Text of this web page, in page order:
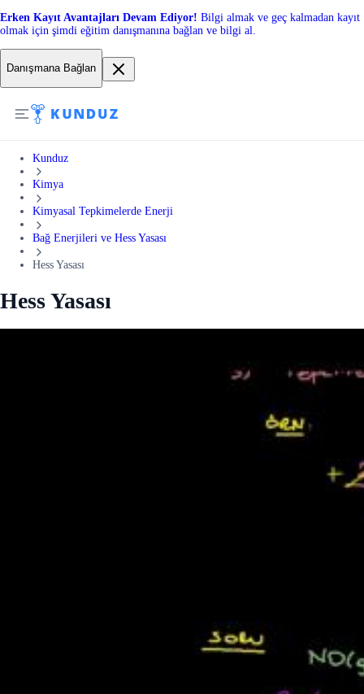
Erken Kayıt Avantajları Devam Ediyor! Bilgi almak ve geç kalmadan kayıt
olmak için şimdi eğitim danışmanına bağlan ve bilgi al.
Danışmana Bağlan
Kunduz
Kimya
Kimyasal Tepkimelerde Enerji
Bağ Enerjileri ve Hess Yasası
Hess Yasası
Hess Yasası